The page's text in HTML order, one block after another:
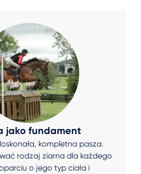
jako fundament
kompletna pasza.
rodzaj ziarna dla każdego
o jego typ ciała i